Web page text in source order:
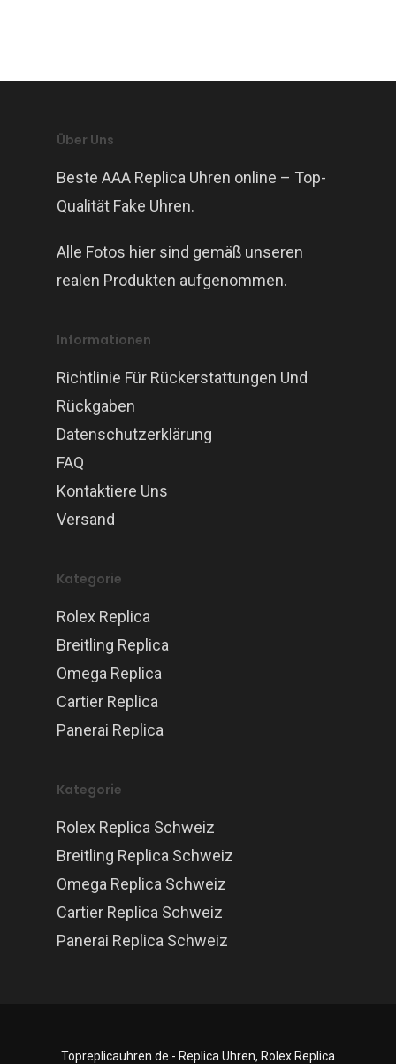
Über Uns
Beste AAA Replica Uhren online – Top-
Qualität Fake Uhren.
Alle Fotos hier sind gemäß unseren
realen Produkten aufgenommen.
Informationen
Richtlinie Für Rückerstattungen Und
Rückgaben
Datenschutzerklärung
FAQ
Kontaktiere Uns
Versand
Kategorie
Rolex Replica
Breitling Replica
Omega Replica
Cartier Replica
Panerai Replica
Kategorie
Rolex Replica Schweiz
Breitling Replica Schweiz
Omega Replica Schweiz
Cartier Replica Schweiz
Panerai Replica Schweiz
Topreplicauhren.de - Replica Uhren, Rolex Replica